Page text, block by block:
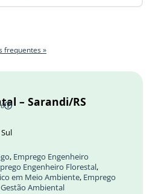
frequentes »
– Sarandi/RS
, Emprego Engenheiro
Engenheiro Florestal,
em Meio Ambiente, Emprego
Ambiental